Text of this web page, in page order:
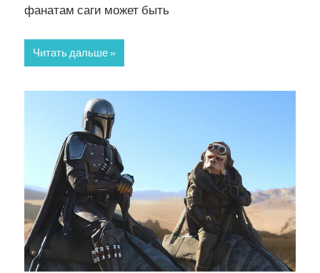
фанатам саги может быть
Читать дальше